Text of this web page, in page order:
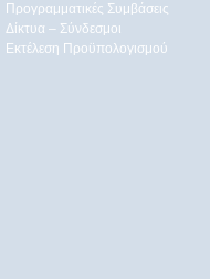
Προγραμματικές Συμβάσεις
Δίκτυα – Σύνδεσμοι
Εκτέλεση Προϋπολογισμού